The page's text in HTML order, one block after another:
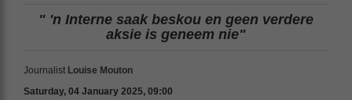
" 'n Interne saak beskou en geen verdere
aksie is geneem nie"
Journalist Louise Mouton
Saturday, 04 January 2025, 09:00